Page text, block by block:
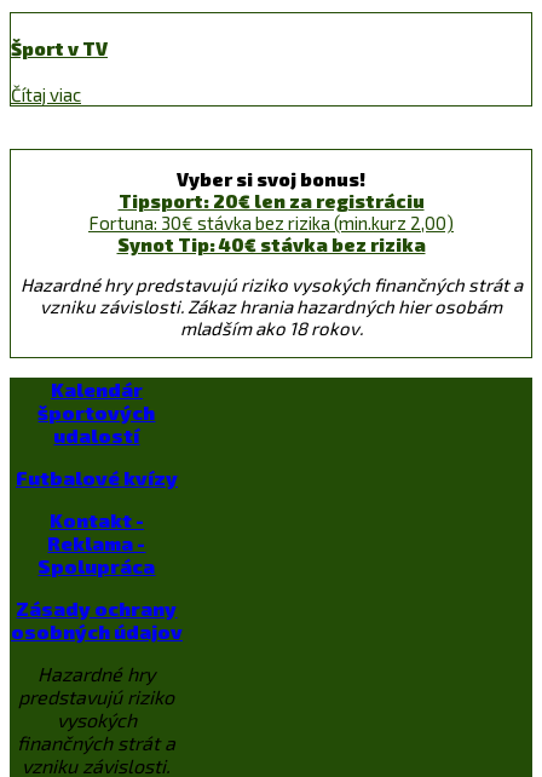
Šport v TV
Čítaj viac
Vyber si svoj bonus!
Tipsport: 20€ len za registráciu
Fortuna: 30€ stávka bez rizika (min.kurz 2,00)
Synot Tip: 40€ stávka bez rizika
Hazardné hry predstavujú riziko vysokých finančných strát a
vzniku závislosti. Zákaz hrania hazardných hier osobám
mladším ako 18 rokov.
Kalendár
športových
udalostí
Futbalové kvízy
Kontakt -
Reklama -
Spolupráca
Zásady ochrany
osobných údajov
Hazardné hry
predstavujú riziko
vysokých
finančných strát a
vzniku závislosti.